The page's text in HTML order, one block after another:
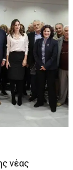
νέας